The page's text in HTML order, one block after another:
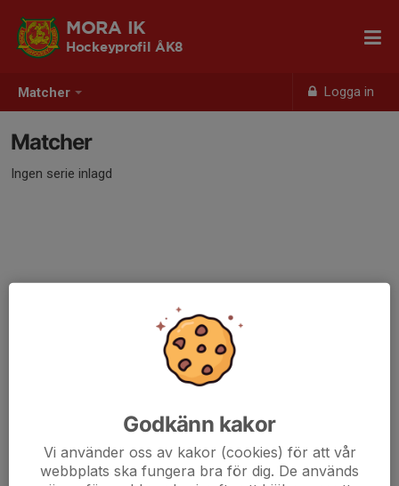
Matcher Logga in
MORA IK
Hockeyprofil ÅK8
Matcher
Ingen serie inlagd
Godkänn kakor
Vi använder oss av kakor (cookies) för att vår
webbplats ska fungera bra för dig. De används